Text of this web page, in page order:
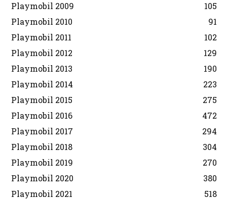
Playmobil 2009
105
Playmobil 2010
91
Playmobil 2011
102
Playmobil 2012
129
Playmobil 2013
190
Playmobil 2014
223
Playmobil 2015
275
Playmobil 2016
472
Playmobil 2017
294
Playmobil 2018
304
Playmobil 2019
270
Playmobil 2020
380
Playmobil 2021
518